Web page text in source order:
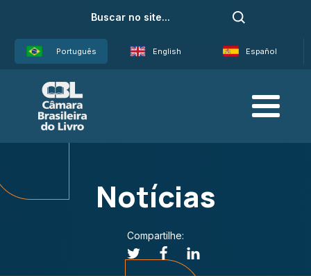
Português English Español
Notícias
Compartilhe: